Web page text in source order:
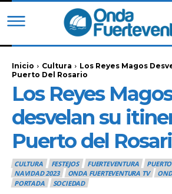
Inicio Cultura
Los Reyes Magos
Puerto Del Rosario
Los Reyes Magos
desvelan su
Puerto del
CULTURA FESTEJOS FUERTEVENTURA
NAVIDAD 2023
ONDA FUERTEVENTURA TV
PORTADA
SOCIEDAD